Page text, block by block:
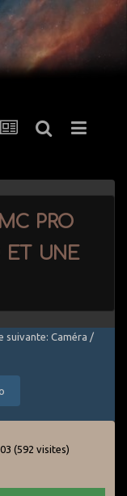
pro
et une
suivante: Caméra /
(592 visites)